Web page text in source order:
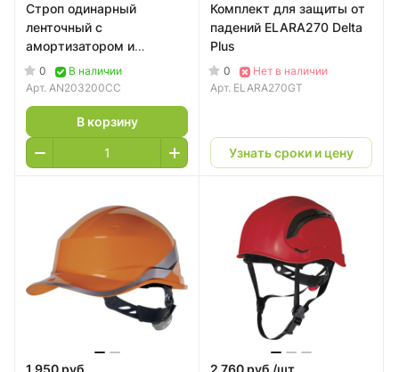
Строп одинарный
ленточный с
амортизатором и
соединителями
AN203200CC Delta Plus
0
В наличии
Арт. AN203200CC
В корзину
Комплект для защиты от
падений ELARA270 Delta
Plus
0
Нет в наличии
Арт. ELARA270GT
Узнать сроки и цену